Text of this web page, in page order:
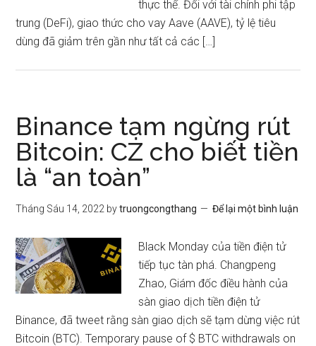
thực thể. Đối với tài chính phi tập
trung (DeFi), giao thức cho vay Aave (AAVE), tỷ lệ tiêu
dùng đã giảm trên gần như tất cả các […]
Binance tạm ngừng rút
Bitcoin: CZ cho biết tiền
là “an toàn”
Tháng Sáu 14, 2022 bytruongcongthang Để lại một bình luận
Black Monday của tiền điện tử
tiếp tục tàn phá. Changpeng
Zhao, Giám đốc điều hành của
sàn giao dịch tiền điện tử
Binance, đã tweet rằng sàn giao dịch sẽ tạm dừng việc rút
Bitcoin (BTC). Temporary pause of $ BTC withdrawals on